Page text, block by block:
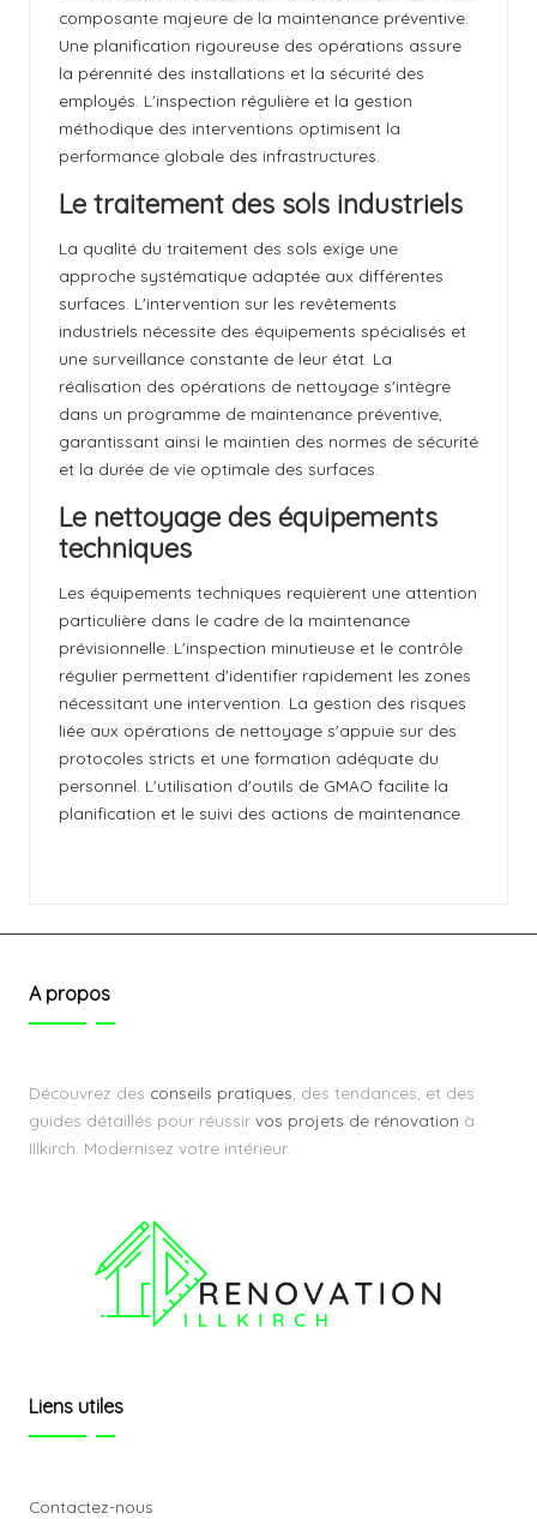
composante majeure de la maintenance préventive.
Une planification rigoureuse des opérations assure
la pérennité des installations et la sécurité des
employés. L'inspection régulière et la gestion
méthodique des interventions optimisent la
performance globale des infrastructures.
Le traitement des sols industriels
La qualité du traitement des sols exige une
approche systématique adaptée aux différentes
surfaces. L'intervention sur les revêtements
industriels nécessite des équipements spécialisés et
une surveillance constante de leur état. La
réalisation des opérations de nettoyage s'intègre
dans un programme de maintenance préventive,
garantissant ainsi le maintien des normes de sécurité
et la durée de vie optimale des surfaces.
Le nettoyage des équipements
techniques
Les équipements techniques requièrent une attention
particulière dans le cadre de la maintenance
prévisionnelle. L'inspection minutieuse et le contrôle
régulier permettent d'identifier rapidement les zones
nécessitant une intervention. La gestion des risques
liée aux opérations de nettoyage s'appuie sur des
protocoles stricts et une formation adéquate du
personnel. L'utilisation d'outils de GMAO facilite la
planification et le suivi des actions de maintenance.
A propos
Découvrez des conseils pratiques , des tendances, et des
guides détaillés pour réussir vos projets de rénovation à
Illkirch. Modernisez votre intérieur.
Liens utiles
Contactez-nous